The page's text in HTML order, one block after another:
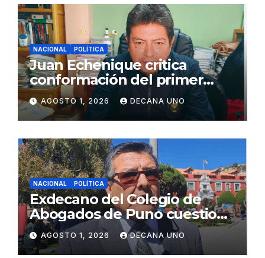
NACIONAL POLÍTICA
Juan Echenique critica
conformación del primer
gabinete ministerial de Keiko
Fujimori
AGOSTO 1, 2026 DECANA UNO
NACIONAL POLÍTICA
Exdecano del Colegio de
Abogados de Puno cuestiona
propuestas sobre seguridad
ciudadana
AGOSTO 1, 2026 DECANA UNO